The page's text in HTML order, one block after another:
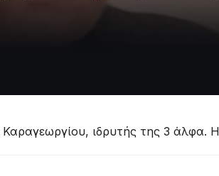
ιδρυτής της 3 άλφα.